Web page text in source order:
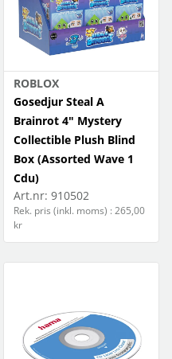
ROBLOX
Gosedjur Steal A
Brainrot 4" Mystery
Collectible Plush Blind
Box (Assorted Wave 1
Cdu)
Art.nr: 910502
Rek. pris (inkl. moms) : 265,00
kr